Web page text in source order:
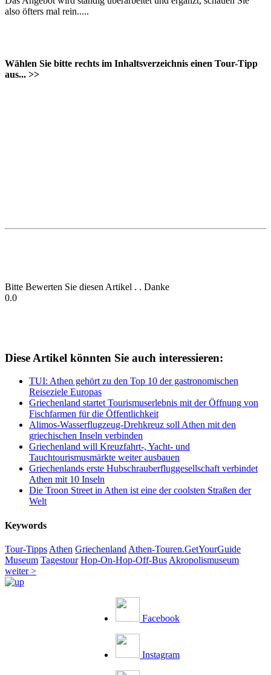
also öfters mal rein.....
Wählen Sie bitte rechts im Inhaltsverzeichnis einen Tour-Tipp
aus... >>
Bitte Bewerten Sie diesen Artikel . . Danke
0.0
Diese Artikel könnten Sie auch interessieren:
TUI: Athen gehört zu den Top 10 der gastronomischen
Reiseziele Europas
Griechenland startet Tourismuserlebnis mit der Öffnung von
Fischfarmen für die Öffentlichkeit
Alimos-Wasserflugzeug-Drehkreuz soll Athen mit den
griechischen Inseln verbinden
Griechenland will Kreuzfahrt-, Yacht- und
Tauchtourismusmärkte weiter ausbauen
Griechenlands erste Hubschrauberfluggesellschaft verbindet
Athen mit 10 Inseln
Die Troon Street in Athen ist eine der coolsten Straßen der
Welt
Keywords
Tour-Tipps Athen Griechenland Athen-Touren.GetYourGuide
Museum Tagestour Hop-On-Hop-Off-Bus Akropolismuseum
weiter >
Facebook
Instagram